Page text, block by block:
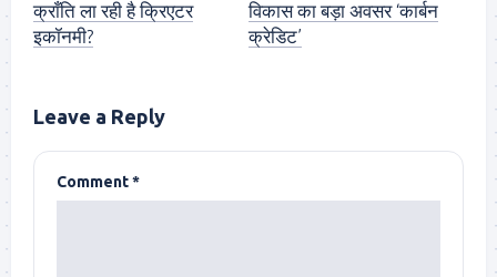
क्राँति ला रही है क्रिएटर
इकॉनमी?
विकास का बड़ा अवसर ‘कार्बन
क्रेडिट’
Leave a Reply
Comment*